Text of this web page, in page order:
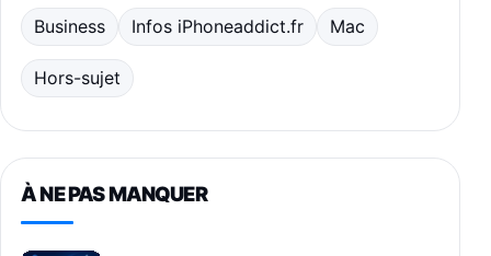
Business Infos iPhoneaddict.fr Mac
Hors-sujet
À NE PAS MANQUER